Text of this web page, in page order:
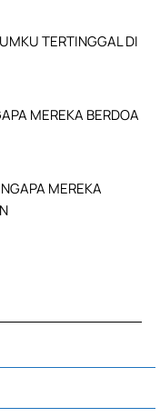
TERTINGGAL DI
MEREKA BERDOA
MEREKA